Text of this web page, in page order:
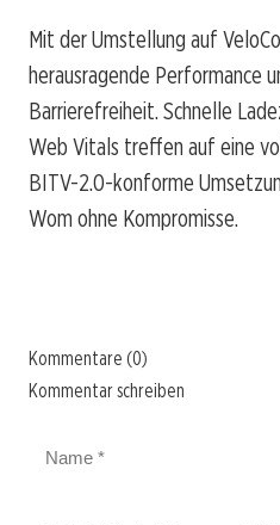
Mit der Umstellung auf
herausragende Performance
Barrierefreiheit. Schnelle
Web Vitals treffen auf eine
BITV-2.0-konforme
Wom ohne Kompromisse.
Kommentare (0)
Kommentar schreiben